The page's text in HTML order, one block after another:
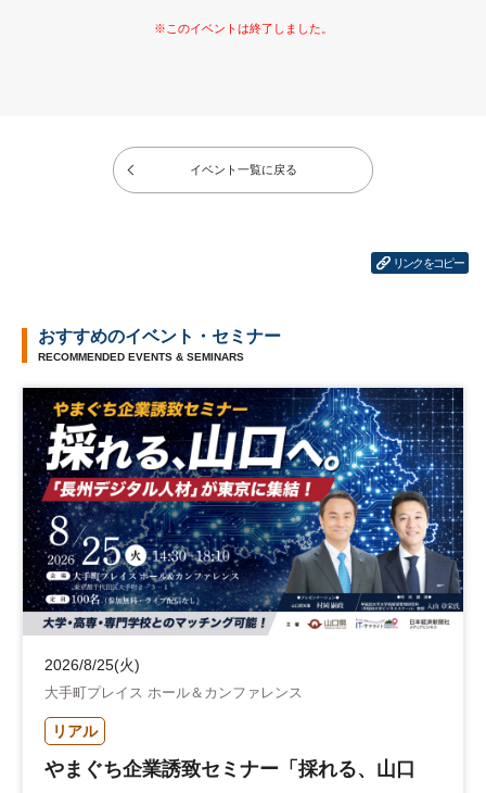
イベント一覧に戻る
リンクをコピー
おすすめのイベント・セミナー
RECOMMENDED EVENTS & SEMINARS
2026/8/25(火)
大手町プレイス ホール＆カンファレンス
リアル
やまぐち企業誘致セミナー「採れる、山口